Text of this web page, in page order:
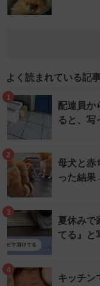
よく読まれている記
1
配達員か
ると、
2
母犬と赤
った結
3
夏休みで
てる』と
4
キッチン